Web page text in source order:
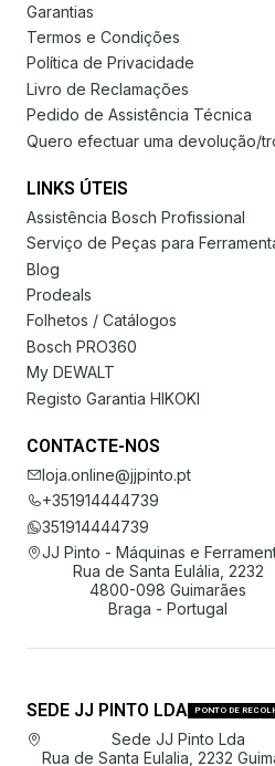
Garantias
Termos e Condições
Política de Privacidade
Livro de Reclamações
Pedido de Assistência Técnica
Quero efectuar uma devolução/
LINKS ÚTEIS
Assistência Bosch Profissional
Serviço de Peças para
Blog
Prodeals
Folhetos / Catálogos
Bosch PRO360
My DEWALT
Registo Garantia HIKOKI
CONTACTE-NOS
loja.online@jjpinto.pt
+351914444739
351914444739
JJ Pinto - Máquinas e
Rua de Santa Eulália, 2232
4800-098 Guimarães
Braga - Portugal
SEDE JJ PINTO LDA PONTO DE
Sede JJ Pinto Lda
Rua de Santa Eulalia, 2232